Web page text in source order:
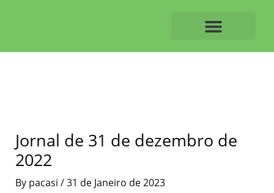
Jornal de 31 de dezembro de
2022
By pacasi /31 de Janeiro de 2023